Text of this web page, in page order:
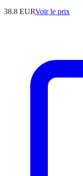
38.8 EURVoir le prix